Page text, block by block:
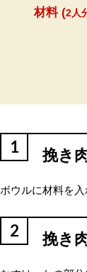
材料 (2人
1 挽き
ボウルに材料を入
2 挽き